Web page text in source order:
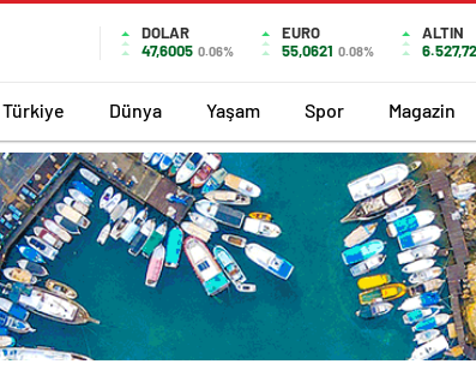
DOLAR
47,6005 0.06%
EURO
55,0621 0.08%
ALTIN
6.527,72
Türkiye Dünya Yaşam Spor Magazin